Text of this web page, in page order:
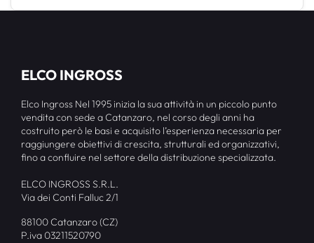
ELCO INGROSS
Elco Ingross Nel 1995 inizia la sua attività in un piccolo punto
vendita con sede a Catanzaro, nel corso degli anni ha
costruito però le basi e acquisito l’esperienza necessaria per
raggiungere obiettivi di crescita, strutturali ed organizzativi,
fino a confluire nel settore della distribuzione specializzata.
ELCO INGROSS S.R.L.
Via dei Conti Falluc 2/1
88100 Catanzaro (CZ)
P.iva 03211520790